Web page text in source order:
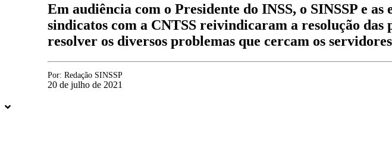
Em audiência com o Presidente do INSS, o SINSSP e
sindicatos com a CNTSS reivindicaram a resolução das
resolver os diversos problemas que cercam os
Por: Redação SINSSP
20 de julho de 2021